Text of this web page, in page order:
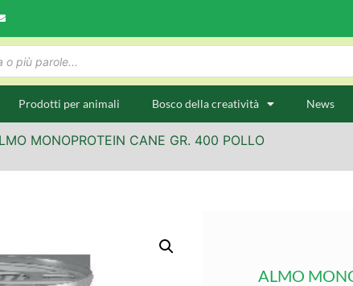
Prodotti per animali Bosco della creatività News
MONOPROTEIN CANE GR. 400 POLLO
ALMO